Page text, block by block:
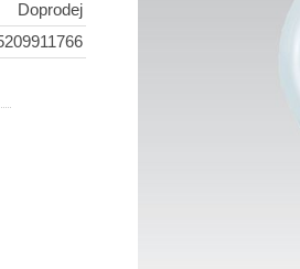
Doprodej